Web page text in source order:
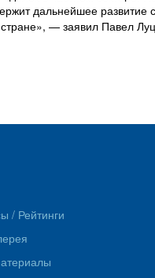
дальнейшее развитие
— заявил Павел
/ Рейтинги